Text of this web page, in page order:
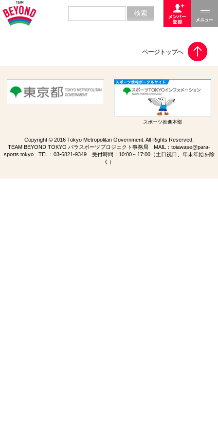
スポーツ推進本部
Copyright © 2016 Tokyo Metropolitan Government. All Rights Reserved.
TEAM BEYOND TOKYO パラスポーツプロジェクト事務局 MAIL： toiawase@para-
sports.tokyoTEL： 03-6821-9349受付時間：10:00～17:00（土日祝日、年末年始を除
く）